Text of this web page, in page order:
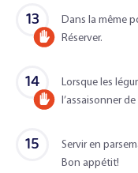
d'un
adulte
13
Accompagné
d'un
adulte
Dans la même
Réserver.
14
Accompagné
d'un
adulte
Lorsque les
l’assaisonner
15
Servir en
Bon appétit!